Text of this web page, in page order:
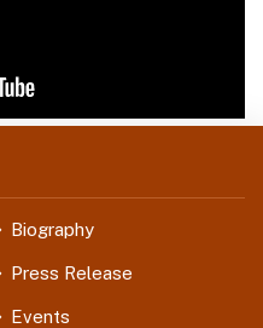
Biography
Press Release
Events